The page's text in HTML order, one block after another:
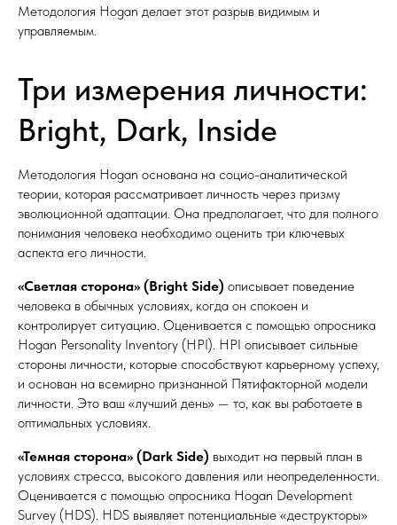
Методология Hogan делает этот разрыв видимым и
управляемым.
Три измерения личности:
Bright, Dark, Inside
Методология Hogan основана на социо-аналитической
теории, которая рассматривает личность через призму
эволюционной адаптации. Она предполагает, что для полного
понимания человека необходимо оценить три ключевых
аспекта его личности.
«Светлая сторона» (Bright Side) описывает поведение
человека в обычных условиях, когда он спокоен и
контролирует ситуацию. Оценивается с помощью опросника
Hogan Personality Inventory (HPI). HPI описывает сильные
стороны личности, которые способствуют карьерному успеху,
и основан на всемирно признанной Пятифакторной модели
личности. Это ваш «лучший день» — то, как вы работаете в
оптимальных условиях.
«Темная сторона» (Dark Side) выходит на первый план в
условиях стресса, высокого давления или неопределенности.
Оценивается с помощью опросника Hogan Development
Survey (HDS). HDS выявляет потенциальные «деструкторы»